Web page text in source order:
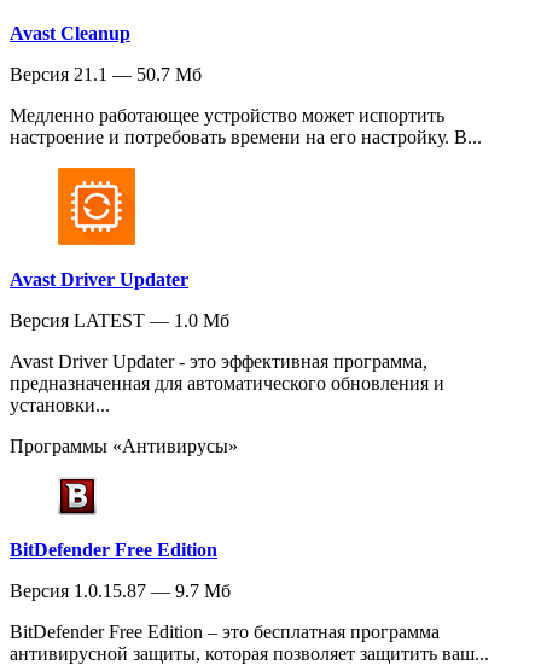
Avast Cleanup
Версия 21.1 — 50.7 Мб
Медленно работающее устройство может испортить
настроение и потребовать времени на его настройку. В...
Avast Driver Updater
Версия LATEST — 1.0 Мб
Avast Driver Updater - это эффективная программа,
предназначенная для автоматического обновления и
установки...
Программы «Антивирусы»
BitDefender Free Edition
Версия 1.0.15.87 — 9.7 Мб
BitDefender Free Edition – это бесплатная программа
антивирусной защиты, которая позволяет защитить ваш...